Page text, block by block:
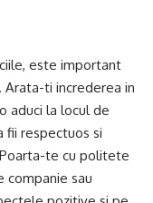
este important
Arata-ti increderea in
aduci la locul de
fii respectuos si
te cu politete
companie sau